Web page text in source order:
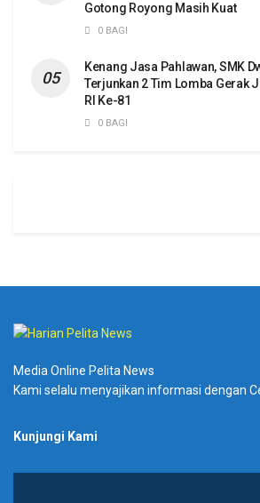
Gotong Royong Masih Kuat
0 BAGI
Kenang Jasa Pahlawan, SMK
Terjunkan 2 Tim Lomba Gerak
RI Ke-81
0 BAGI
Media Online Pelita News
Kami selalu menyajikan informasi dengan
Kunjungi Kami